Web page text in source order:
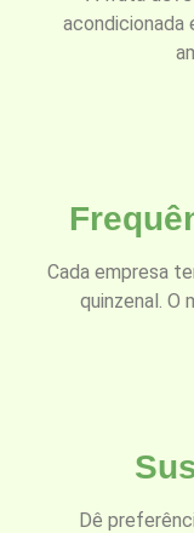
acondicionada
Cada empresa
quinzenal. O
Dê